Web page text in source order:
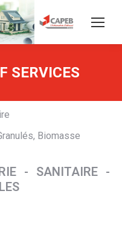
SERVICES
Biomasse
- SANITAIRE -